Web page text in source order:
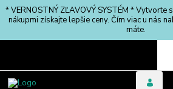
* VERNOSTNÝ ZĽAVOVÝ SYSTÉM * Vytvorte
nákupmi získajte lepšie ceny. Čím viac u nás
máte.